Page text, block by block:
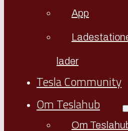
App
lader
Tesla Community
Om Teslahub
Om